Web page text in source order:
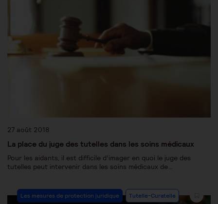
27 août 2018
La place du juge des tutelles dans les soins médicaux
Pour les aidants, il est difficile d’imager en quoi le juge des
tutelles peut intervenir dans les soins médicaux de…
Les mesures de protection juridique Tutelle-Curatelle